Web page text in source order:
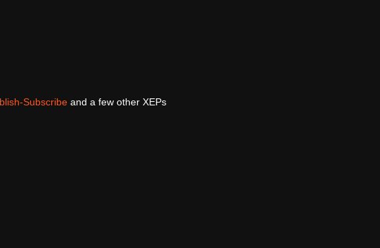
Subscribe and a few other XEPs